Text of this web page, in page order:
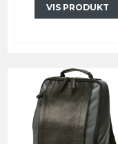
VIS PRODUKT